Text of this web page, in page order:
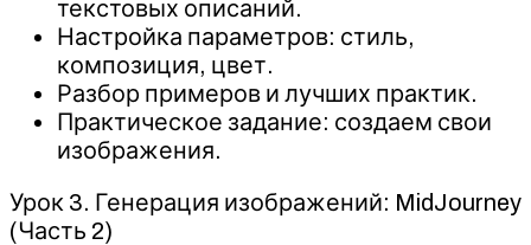
текстовых описаний.
Настройка параметров: стиль,
композиция, цвет.
Разбор примеров и лучших практик.
Практическое задание: создаем свои
изображения.
Урок 3. Генерация изображений: MidJourney
(Часть 2)